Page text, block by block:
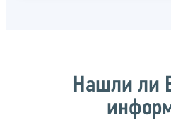
Нашли ли